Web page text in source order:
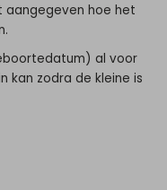
aangegeven hoe het
al voor
kan zodra de kleine is